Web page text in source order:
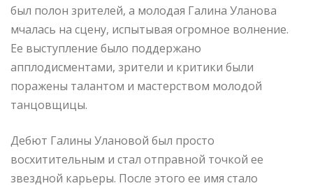
был полон зрителей, а молодая Галина Уланова
мчалась на сцену, испытывая огромное волнение.
Ее выступление было поддержано
апплодисментами, зрители и критики были
поражены талантом и мастерством молодой
танцовщицы.
Дебют Галины Улановой был просто
восхитительным и стал отправной точкой ее
звездной карьеры. После этого ее имя стало